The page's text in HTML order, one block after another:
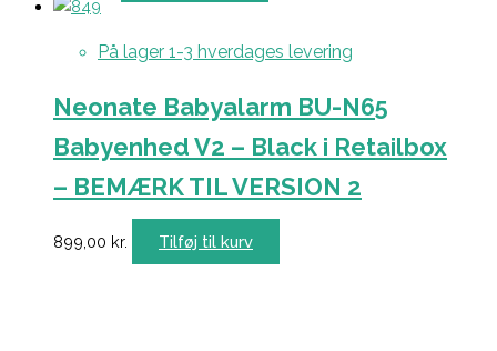
På lager 1-3 hverdages levering
Neonate Babyalarm BU-N65
Babyenhed V2 – Black i Retailbox
– BEMÆRK TIL VERSION 2
899,00 kr. Tilføj til kurv